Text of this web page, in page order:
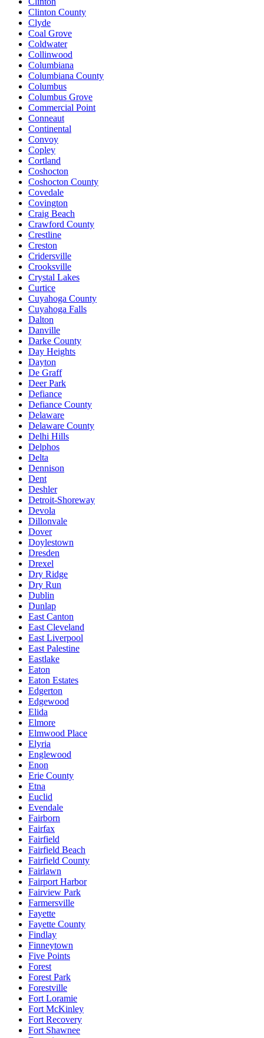
Clinton County
Clyde
Coal Grove
Coldwater
Collinwood
Columbiana
Columbiana County
Columbus
Columbus Grove
Commercial Point
Conneaut
Continental
Convoy
Copley
Cortland
Coshocton
Coshocton County
Covedale
Covington
Craig Beach
Crawford County
Crestline
Creston
Cridersville
Crooksville
Crystal Lakes
Curtice
Cuyahoga County
Cuyahoga Falls
Dalton
Danville
Darke County
Day Heights
Dayton
De Graff
Deer Park
Defiance
Defiance County
Delaware
Delaware County
Delhi Hills
Delphos
Delta
Dennison
Dent
Deshler
Detroit-Shoreway
Devola
Dillonvale
Dover
Doylestown
Dresden
Drexel
Dry Ridge
Dry Run
Dublin
Dunlap
East Canton
East Cleveland
East Liverpool
East Palestine
Eastlake
Eaton
Eaton Estates
Edgerton
Edgewood
Elida
Elmore
Elmwood Place
Elyria
Englewood
Enon
Erie County
Etna
Euclid
Evendale
Fairborn
Fairfax
Fairfield
Fairfield Beach
Fairfield County
Fairlawn
Fairport Harbor
Fairview Park
Farmersville
Fayette
Fayette County
Findlay
Finneytown
Five Points
Forest
Forest Park
Forestville
Fort Loramie
Fort McKinley
Fort Recovery
Fort Shawnee